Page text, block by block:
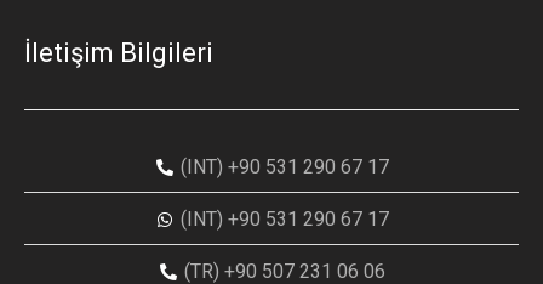
İletişim Bilgileri
(INT) +90 531 290 67 17
(INT) +90 531 290 67 17
(TR) +90 507 231 06 06